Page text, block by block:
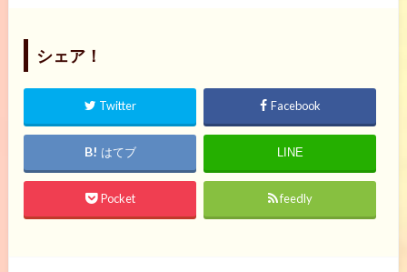
シェア！
Twitter Facebook
はてブ LINE
Pocket feedly